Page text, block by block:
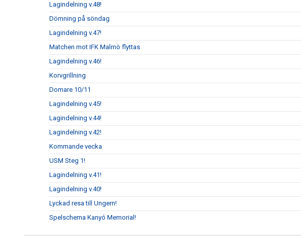
Lagindelning v.48!
Dömning på söndag
Lagindelning v.47!
Matchen mot IFK Malmö flyttas
Lagindelning v.46!
Korvgrillning
Domare 10/11
Lagindelning v.45!
Lagindelning v.44!
Lagindelning v.42!
Kommande vecka
USM Steg 1!
Lagindelning v.41!
Lagindelning v.40!
Lyckad resa till Ungern!
Spelschema Kanyó Memorial!